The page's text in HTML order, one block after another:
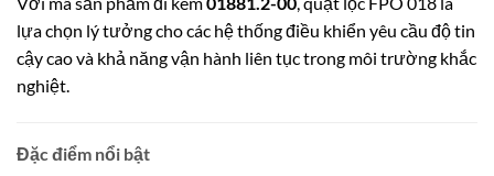
lựa chọn lý tưởng cho các hệ thống điều khiển yêu cầu độ tin
cậy cao và khả năng vận hành liên tục trong môi trường khắc
nghiệt.
Đặc điểm nổi bật